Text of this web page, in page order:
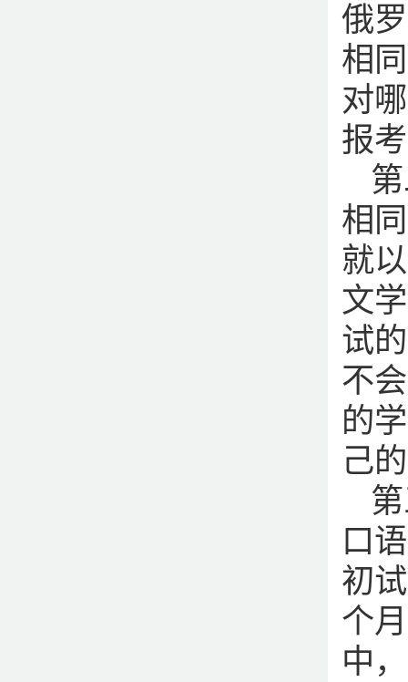
俄
相
对
报
相
就
文
试
不
的
己
口
初
个
中